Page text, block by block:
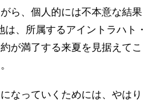
ら、個人的には不本意な結果
、所属するアイントラハト・
が満了する来夏を見据えてこ
なっていくためには、やはり